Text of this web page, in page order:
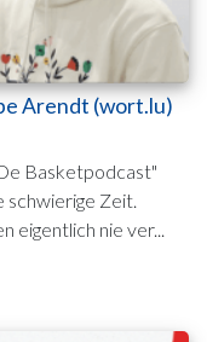
Arendt (wort.lu)
Basketpodcast"
schwierige Zeit.
eigentlich nie ver...